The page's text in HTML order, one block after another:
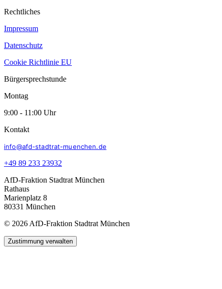
Rechtliches
Impressum
Datenschutz
Cookie Richtlinie EU
Bürgersprechstunde
Montag
9:00 - 11:00 Uhr
Kontakt
info@afd-stadtrat-muenchen.de
+49 89 233 23932
AfD-Fraktion Stadtrat München
Rathaus
Marienplatz 8
80331 München
© 2026 AfD-Fraktion Stadtrat München
Zustimmung verwalten